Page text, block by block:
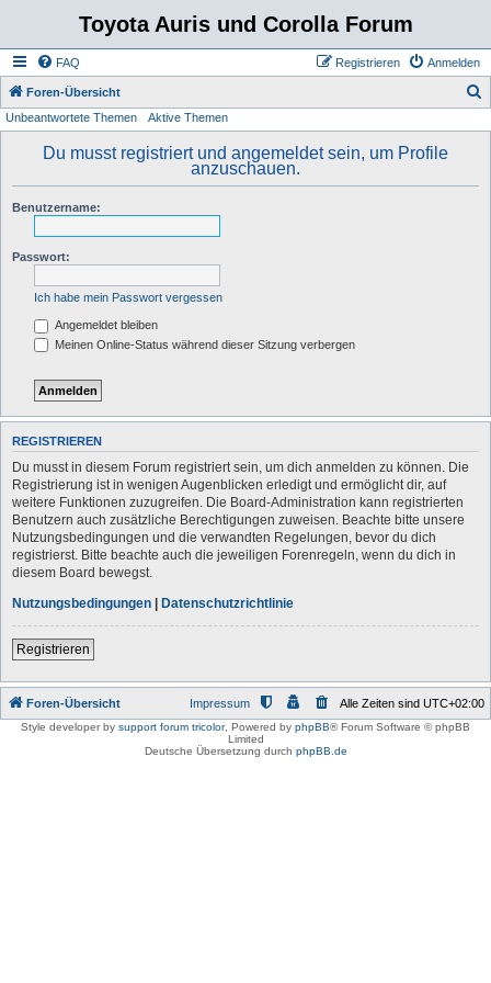
Toyota Auris und Corolla Forum
FAQ Anmelden
Registrieren
Foren-Übersicht
Unbeantwortete Themen Aktive Themen
Du musst registriert und angemeldet sein, um Profile
anzuschauen.
Benutzername:
Passwort:
Ich habe mein Passwort vergessen
Angemeldet bleiben
Meinen Online-Status während dieser Sitzung verbergen
REGISTRIEREN
Du musst in diesem Forum registriert sein, um dich anmelden zu können. Die
Registrierung ist in wenigen Augenblicken erledigt und ermöglicht dir, auf
weitere Funktionen zuzugreifen. Die Board-Administration kann registrierten
Benutzern auch zusätzliche Berechtigungen zuweisen. Beachte bitte unsere
Nutzungsbedingungen und die verwandten Regelungen, bevor du dich
registrierst. Bitte beachte auch die jeweiligen Forenregeln, wenn du dich in
diesem Board bewegst.
Nutzungsbedingungen | Datenschutzrichtlinie
Registrieren
Foren-Übersicht Alle Zeiten sind UTC+02:00
Impressum
Style developer by support forum tricolor, Powered by phpBB® Forum Software © phpBB
Limited
Deutsche Übersetzung durch phpBB.de